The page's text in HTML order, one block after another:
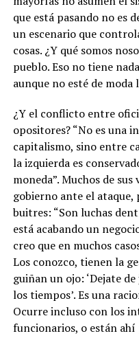
que está pasando no es
un escenario que
cosas. ¿Y qué somos
pueblo. Eso no tiene
aunque no esté de moda
¿Y el conflicto entre
opositores? “No es una
capitalismo, sino entre
la izquierda es
moneda”. Muchos de
gobierno ante el
buitres: “Son luchas
está acabando un
creo que en muchos
Los conozco, tienen la
guiñan un ojo: ‘Dejate
los tiempos’. Es una
Ocurre incluso con los
funcionarios, o están ahí